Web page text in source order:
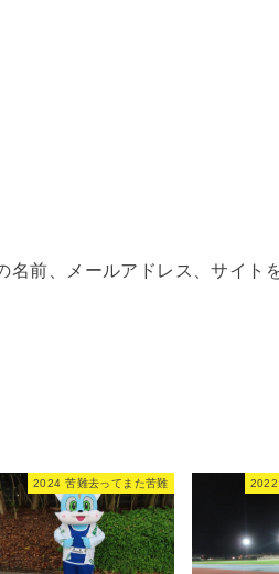
前、メールアドレス、サイト
2024 苦難去ってまた苦難 2022